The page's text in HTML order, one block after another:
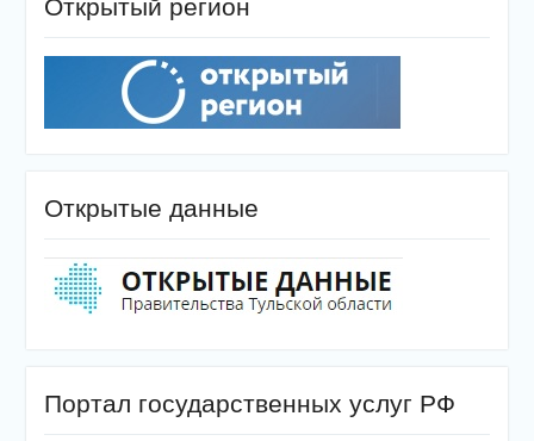
Открытый регион
Открытые данные
Портал государственных услуг РФ